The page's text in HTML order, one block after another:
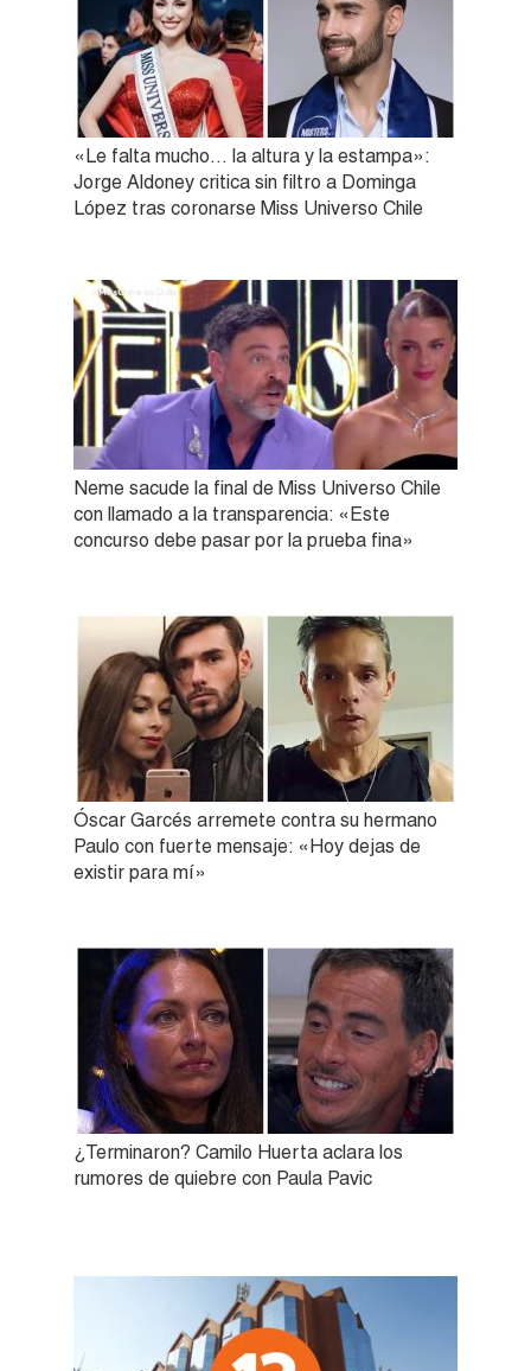
«Le falta mucho… la altura y la estampa»:
Jorge Aldoney critica sin filtro a Dominga
López tras coronarse Miss Universo Chile
Neme sacude la final de Miss Universo Chile
con llamado a la transparencia: «Este
concurso debe pasar por la prueba fina»
Óscar Garcés arremete contra su hermano
Paulo con fuerte mensaje: «Hoy dejas de
existir para mí»
¿Terminaron? Camilo Huerta aclara los
rumores de quiebre con Paula Pavic